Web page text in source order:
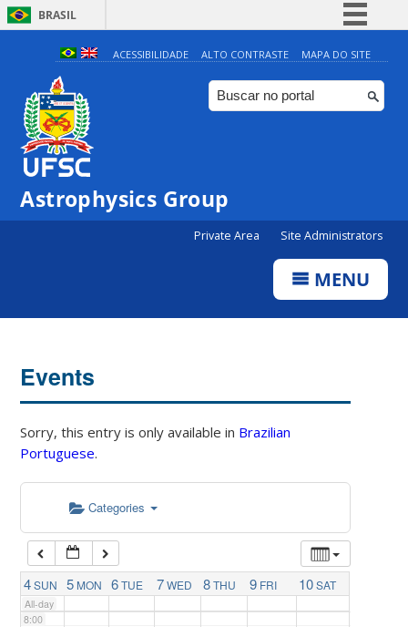
BRASIL
Simplifique!
Comunica BR
Participe
ACESSIBILIDADE ALTO CONTRASTE MAPA DO SITE
Astrophysics Group
Private Area Site Administrators
MENU
Events
Sorry, this entry is only available in Brazilian
Portuguese.
Categories
4SUN 5 MON 6TUE 7WED 8THU 9 FRI 10SAT
All-day
4:00
5:00
7:00
8:00